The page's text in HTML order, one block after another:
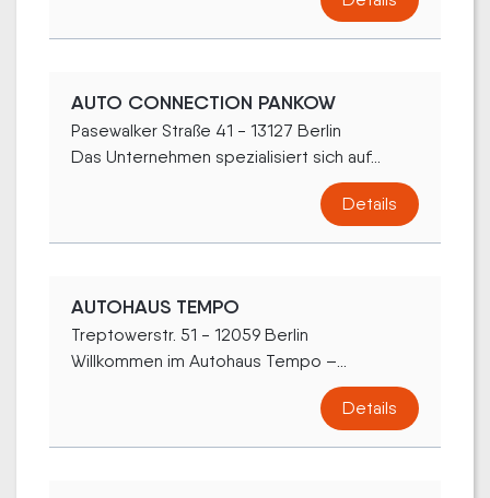
AUTO CONNECTION PANKOW
Pasewalker Straße 41 - 13127 Berlin
Das Unternehmen spezialisiert sich auf...
Details
AUTOHAUS TEMPO
Treptowerstr. 51 - 12059 Berlin
Willkommen im Autohaus Tempo –...
Details